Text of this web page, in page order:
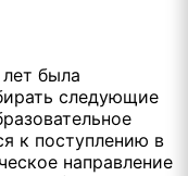
была
следующие
к поступлению в
направление